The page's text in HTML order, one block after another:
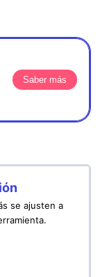
Saber más
se ajusten a